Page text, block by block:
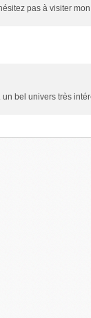
pas à visiter
bel univers très